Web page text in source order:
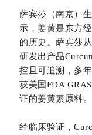
萨宾莎（南京）
示，姜黄是东方
的历史。萨宾莎
研发出产品
控且可追溯，多
获美国FDA
证的姜黄素原料。
经临床验证，